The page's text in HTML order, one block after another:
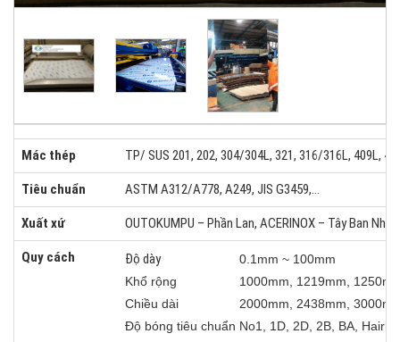
Mác thép TP/ SUS 201, 202, 304/304L, 321, 316/316L, 409L,
Tiêu chuẩn ASTM A312/A778, A249, JIS G3459,...
Xuất xứ OUTOKUMPU – Phần Lan, ACERINOX – Tây Ban
Quy cách Độ dày
0.1mm ~ 100mm
Khổ rộng
1000mm, 1219mm,
Chiều dài
2000mm, 2438mm,
Độ bóng tiêu chuẩn No1, 1D, 2D, 2B, BA,